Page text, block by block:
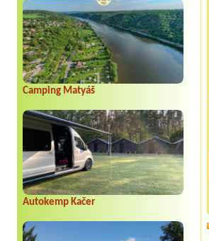
Camping Matyáš
Autokemp Kačer